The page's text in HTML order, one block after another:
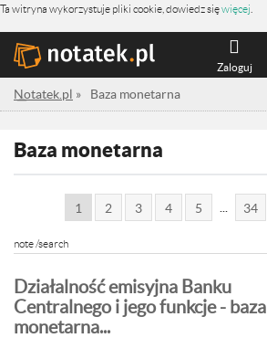
Ta witryna wykorzystuje pliki cookie, dowiedz sięwięcej
Zaloguj
Notatek.pl » Baza monetarna
Baza monetarna
1 2 3 4 5 34
note /search
Działalność emisyjna Banku
Centralnego i jego funkcje - baza
monetarna...